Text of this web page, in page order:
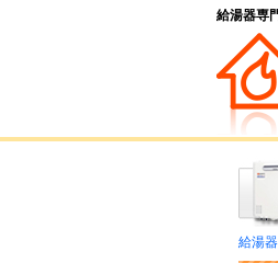
給湯器専
給湯